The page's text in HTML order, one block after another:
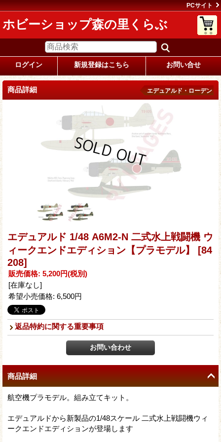
PCサイト
ホビーショップ森の里くらぶ
ログイン 新規登録はこちら お問い合せ
商品詳細 エデュアルド・ローデン
エデュアルド 1/48 A6M2-N 二式水上戦闘機 ウ
ィークエンドエディション【プラモデル】 [84
208]
販売価格: 5,200円(税別)
[在庫なし]
希望小売価格: 6,500円
返品特約に関する重要事項
商品詳細
航空機プラモデル。組み立てキット。
エデュアルドから新製品の1/48スケール 二式水上戦闘機ウィ
ークエンドエディションが登場します